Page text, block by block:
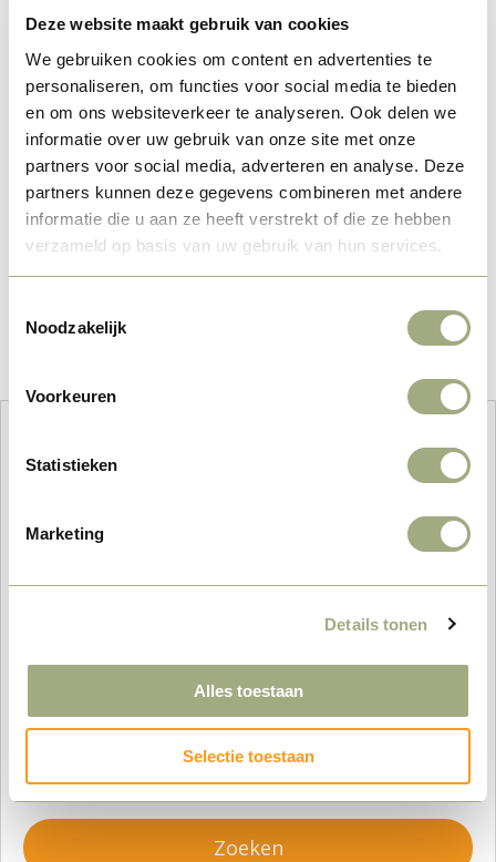
Deze website maakt gebruik van cookies
We gebruiken cookies om content en advertenties te
personaliseren, om functies voor social media te bieden
en om ons websiteverkeer te analyseren. Ook delen we
informatie over uw gebruik van onze site met onze
partners voor social media, adverteren en analyse. Deze
partners kunnen deze gegevens combineren met andere
informatie die u aan ze heeft verstrekt of die ze hebben
verzameld op basis van uw gebruik van hun services.
Noodzakelijk
Voorkeuren
Statistieken
Marketing
Details tonen
Alles toestaan
Selectie toestaan
Wie gaat er mee?
– +
Vertrek:
Zoeken